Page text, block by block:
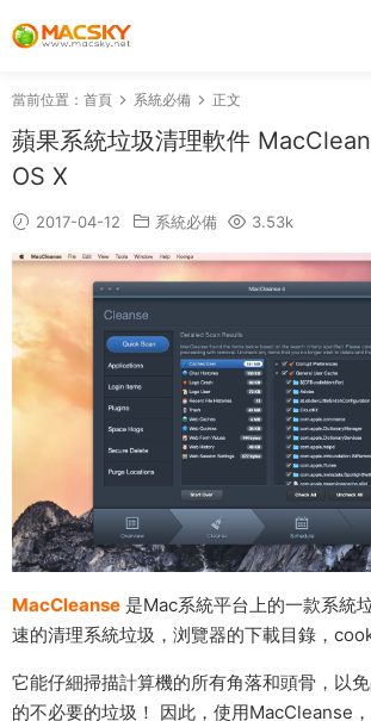
當前位置： 首頁 系統必備 正文
蘋果系統垃圾清理軟件
OS X
2017-04-12 系統必備 3.53k
MacCleanse 是Mac系統平台上的一款系統
速的清理系統垃圾，浏覽器的下載目錄，
它能仔細掃描計算機的所有角落和頭骨，以
的不必要的垃圾！ 因此，使用MacCleanse